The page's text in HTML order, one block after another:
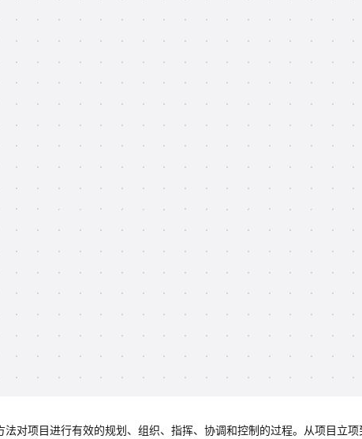
对项目进行有效的规划、组织、指挥、协调和控制的过程。从项目立项